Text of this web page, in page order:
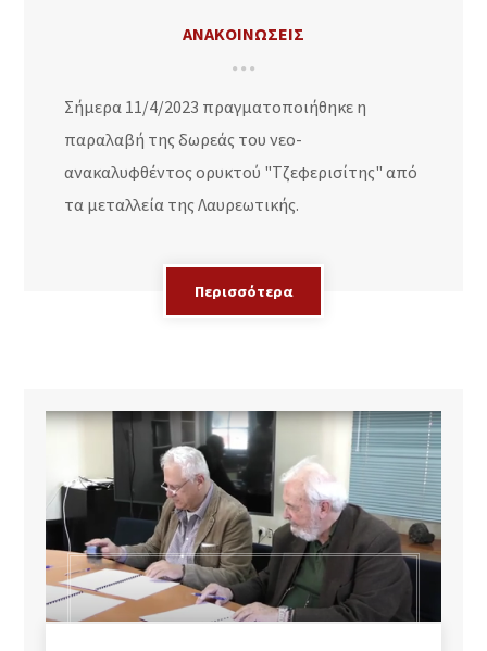
ΑΝΑΚΟΙΝΩΣΕΙΣ
Σήμερα 11/4/2023 πραγματοποιήθηκε η
παραλαβή της δωρεάς του νεο-
ανακαλυφθέντος ορυκτού "Τζεφερισίτης" από
τα μεταλλεία της Λαυρεωτικής.
Περισσότερα